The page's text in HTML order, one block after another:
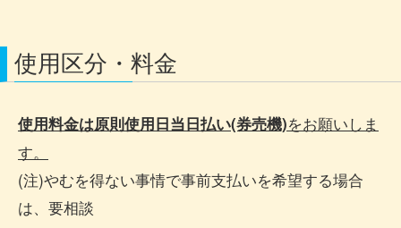
使用区分・料金
使用料金は原則使用日当日払い(券売機)をお願いしま
す。
(注)やむを得ない事情で事前支払いを希望する場合
は、要相談